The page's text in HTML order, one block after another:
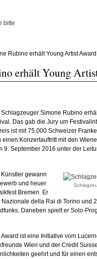
bitte
Rubino erhält Young Artist Award
erhält Young
Simone Rubino
Das gab die Jury um
ist mit 75.000 Schweizer
Konzertauftritt mit den
9. September 2016 unter der
gewann
und heuer
Bremen. Er
della Rai di Torino und
Daneben spielt er Solo-
ist eine Initiative vom
Wien und der Credit
geehrt und für einen